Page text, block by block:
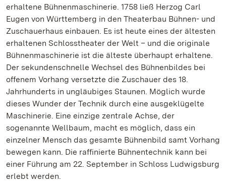
erhaltene Bühnenmaschinerie. 1758 ließ Herzog Carl
Eugen von Württemberg in den Theaterbau Bühnen- und
Zuschauerhaus einbauen. Es ist heute eines der ältesten
erhaltenen Schlosstheater der Welt – und die originale
Bühnenmaschinerie ist die älteste überhaupt erhaltene.
Der sekundenschnelle Wechsel des Bühnenbildes bei
offenem Vorhang versetzte die Zuschauer des 18.
Jahrhunderts in ungläubiges Staunen. Möglich wurde
dieses Wunder der Technik durch eine ausgeklügelte
Maschinerie. Eine einzige zentrale Achse, der
sogenannte Wellbaum, macht es möglich, dass ein
einzelner Mensch das gesamte Bühnenbild samt Vorhang
bewegen kann. Die raffinierte Bühnentechnik kann bei
einer Führung am 22. September in Schloss Ludwigsburg
erlebt werden.